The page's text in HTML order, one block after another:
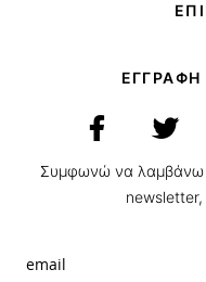
ΕΓΓΡΑΦΗ
Συμφωνώ να λαμβάνω
newsletter,